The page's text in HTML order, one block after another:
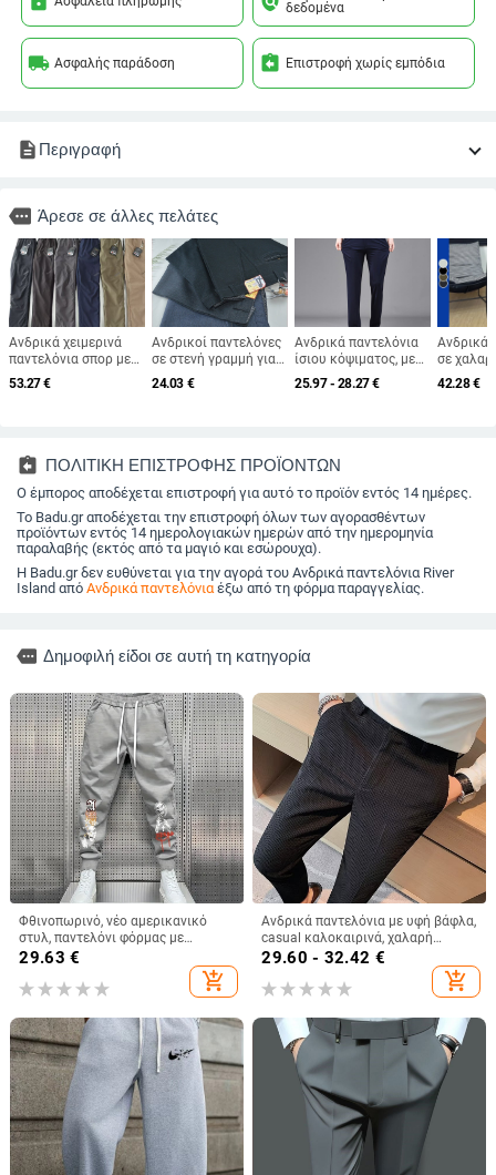
δεδομένα
local_shipping Ασφαλής παράδοση assignment_return Επιστροφή χωρίς εμπόδια
description Περιγραφή
more Άρεσε σε άλλες πελάτες
Ανδρικά χειμερινά
παντελόνια σπορ με
επένδυση φλίς,
φαρδιά ίσια γραμμή,
53.27€
Ανδρικοί παντελόνες
σε στενή γραμμή για
επαγγελματικό
ντύσιμο, μαύρες, για
24.03 €
Ανδρικά παντελόνια
ίσιου κόψιματος, με
ελαστικότητα,
τεσσάρων εποχών,
25.97 - 28.27€
Ανδρικά
σε
φαρδιά
100%
42.28€
assignment_return ΠΟΛΙΤΙΚΗ ΕΠΙΣΤΡΟΦΗΣ ΠΡΟΪΟΝΤΩΝ
Ο έμπορος αποδέχεται επιστροφή για αυτό το προϊόν εντός 14 ημέρες.
Το Badu.gr αποδέχεται την επιστροφή όλων των αγορασθέντων
προϊόντων εντός 14 ημερολογιακών ημερών από την ημερομηνία
παραλαβής (εκτός από τα μαγιό και εσώρουχα).
Η Badu.gr δεν ευθύνεται για την αγορά του Ανδρικά παντελόνια River
Island από Ανδρικά παντελόνιαέξω από τη φόρμα παραγγελίας.
more Δημοφιλή είδοι σε αυτή τη κατηγορία
Φθινοπωρινό, νέο αμερικανικό
στυλ, παντελόνι φόρμας με
τυπωμένα λουλούδια και φιόγκο,
σε μεγάλα μεγέθη, για άνδρες,
αθλητικό, casual παντελόνι
29.63 €
add_shopping_cart
Ανδρικά παντελόνια με υφή βάφλα,
casual καλοκαιρινά, χαλαρή
πτώση, κομψή εφαρμογή slim-fit
29.60 - 32.42 €
add_shopping_cart